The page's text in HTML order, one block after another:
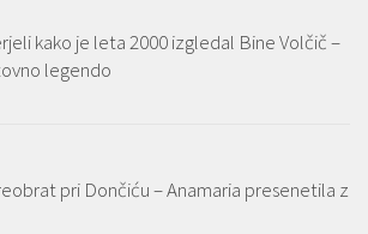
kako je leta 2000 izgledal Bine Volčič –
legendo
pri Dončiću – Anamaria presenetila z